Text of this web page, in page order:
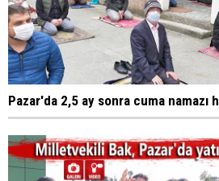
Pazar'da 2,5 ay sonra cuma namazı